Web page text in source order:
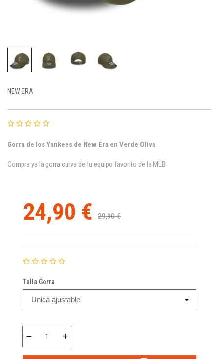
NEW ERA
Gorra de los Yankees de New Era en Verde Oliva
Compra ya la gorra curva de tu equipo favorito de la MLB
24,90 € 29,90 €
Talla Gorra